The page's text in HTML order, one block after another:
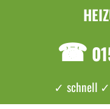
☎
✓ schnell